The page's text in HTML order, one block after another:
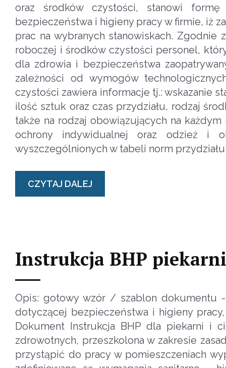
oraz środków czystości, stanowi
bezpieczeństwa i higieny pracy w firmie, iż
prac na wybranych stanowiskach. Zgodnie
roboczej i środków czystości personel,
dla zdrowia i bezpieczeństwa
zależności od wymogów
czystości zawiera informacje tj.: wskazanie
ilość sztuk oraz czas przydziału, rodzaj
także na rodzaj obowiązujących na
ochrony indywidualnej oraz odzież i
wyszczególnionych w tabeli norm
CZYTAJ DALEJ
Instrukcja BHP
Opis: gotowy wzór / szablon dokumentu
dotyczącej bezpieczeństwa i higieny
Dokument Instrukcja BHP dla piekarni i
zdrowotnych, przeszkolona w zakresie
przystąpić do pracy w pomieszczeniach